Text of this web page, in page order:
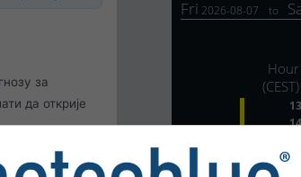
за
да открије